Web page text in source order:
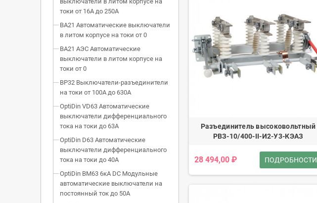
токи от 16А до 250А
ВА21 Автоматические выключатели
в литом корпусе на токи от 0
ВА21 АЭС Автоматические
выключатели в литом корпусе на
токи от 0
ВР32 Выключатели-разъединители
на токи от 100А до 630А
OptiDin VD63 Автоматические
выключатели дифференциального
тока на токи до 63А
OptiDin D63 Автоматические
выключатели дифференциального
тока на токи до 40А
OptiDin BM63 6кА DC Модульные
автоматические выключатели на
постоянный ток до 50А
Разъединитель высоковольтный
РВЗ-10/400-II-И2-У3-КЭАЗ
28 494,00 ₽ ПОДРОБНОСТИ